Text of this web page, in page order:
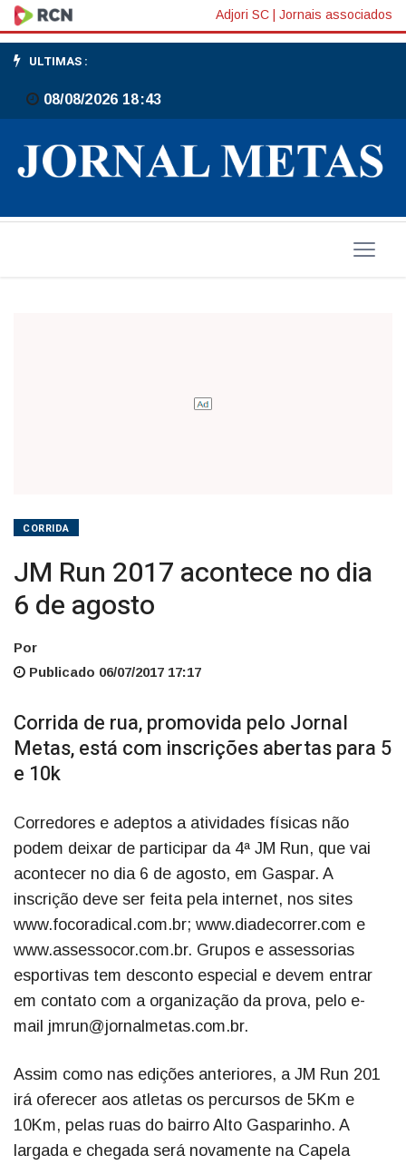
JM
Run
2017
acontece
no
dia
Adjori SC Jornais associados
ULTIMAS :
08/08/2026 18:43
CORRIDA
JM Run 2017 acontece no dia
6 de agosto
Por
Publicado 06/07/2017 17:17
Corrida de rua, promovida pelo Jornal
Metas, está com inscrições abertas para 5
e 10k
Corredores e adeptos a atividades físicas não
podem deixar de participar da 4ª JM Run, que vai
acontecer no dia 6 de agosto, em Gaspar. A
inscrição deve ser feita pela internet, nos sites
www.focoradical.com.br; www.diadecorrer.com e
www.assessocor.com.br. Grupos e assessorias
esportivas tem desconto especial e devem entrar
em contato com a organização da prova, pelo e-
mail jmrun@jornalmetas.com.br.
Assim como nas edições anteriores, a JM Run 201
irá oferecer aos atletas os percursos de 5Km e
10Km, pelas ruas do bairro Alto Gasparinho. A
largada e chegada será novamente na Capela